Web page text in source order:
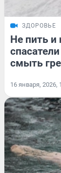
ЗДОРОВЬЕ
Не пить и
смыть
16 января, 2026,